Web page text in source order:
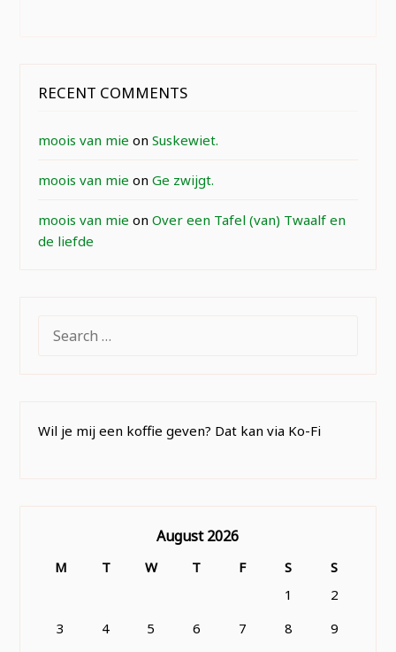
RECENT COMMENTS
moois van mie onSuskewiet.
moois van mie onGe zwijgt.
moois van mie onOver een Tafel (van) Twaalf en
de liefde
FOR:
Wil je mij een koffie geven? Dat kan via Ko-Fi
August 2026
M T W T F S
S
1
2
3
4 5 6 7 8
9